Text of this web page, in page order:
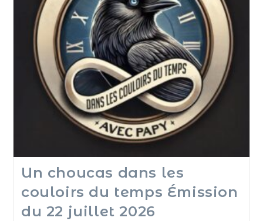
Un choucas dans les
couloirs du temps Émission
du 22 juillet 2026